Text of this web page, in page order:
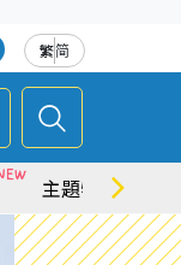
繁简
主題特集